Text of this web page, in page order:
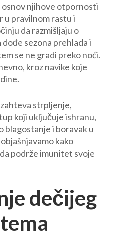
ojačati
dečiji
imunitet
tokom
cele
godine
njihove otpornosti
u pravilnom rastu i
da razmišljaju o
sezona prehlada i
se ne gradi preko noći.
kroz navike koje
strpljenje,
koji uključuje ishranu,
blagostanje i boravak u
kako
podrže imunitet svoje
dečijeg